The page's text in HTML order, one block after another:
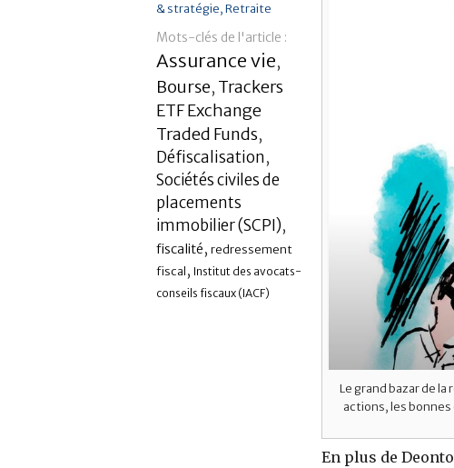
& stratégie Retraite
Mots-clés de l'article :
Assurance vie,
Bourse, Trackers
ETF Exchange
Traded Funds,
Défiscalisation,
Sociétés civiles de
placements
immobilier (SCPI),
fiscalité, redressement
fiscal , Institut des avocats-
conseils fiscaux (IACF)
Le grand bazar de
actions, les bonnes
En plus de